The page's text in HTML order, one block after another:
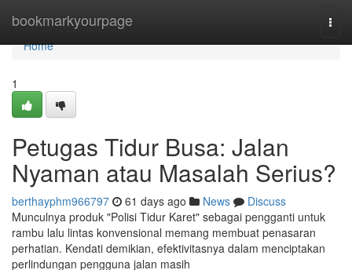
bookmarkyourpage
Home
Home
1
Petugas Tidur Busa: Jalan
Nyaman atau Masalah Serius?
berthayphm966797 61 days ago News
Discuss
Munculnya produk "Polisi Tidur Karet" sebagai pengganti untuk
rambu lalu lintas konvensional memang membuat penasaran
perhatian. Kendati demikian, efektivitasnya dalam menciptakan
perlindungan pengguna jalan masih